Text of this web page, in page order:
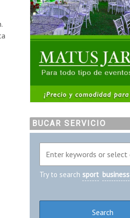
BUCAR SERVICIO
Try to search sport business